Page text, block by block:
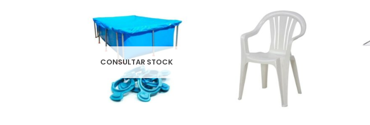
CONSULTAR STOCK